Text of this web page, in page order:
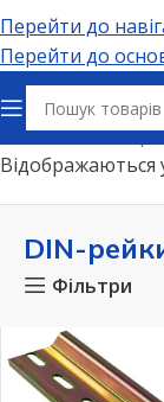
Перейти до
Перейти до
Головна
Відображаються
DIN-
Фільтри